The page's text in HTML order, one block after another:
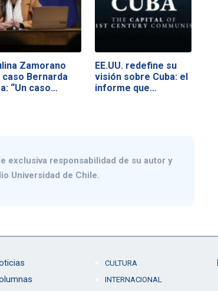
Zamorano
caso Bernarda
“Un caso…
EE.UU. redefine su
visión sobre Cuba: el
informe que…
exclusiva responsabilidad de su autor y
Universidad de Chile.
CULTURA
INTERNACIONAL